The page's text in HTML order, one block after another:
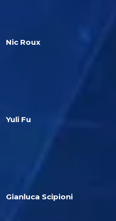
Nic Roux
Yuli Fu
Gianluca Scipioni